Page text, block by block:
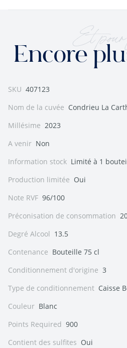
Et pour
Encore
SKU 407123
Nom de la cuvée Condrieu La
Millésime 2023
A venir Non
Information stock Limité à 1
Production limitée Oui
Note RVF 96/100
Préconisation de consommation
Degré Alcool 13.5
Contenance Bouteille 75 cl
Conditionnement d'origine 3
Type de conditionnement Caisse
Couleur Blanc
Points Required 900
Contient des sulfites Oui